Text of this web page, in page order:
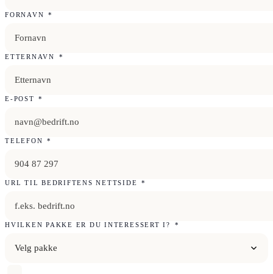
FORNAVN *
ETTERNAVN *
E-POST *
TELEFON *
URL TIL BEDRIFTENS NETTSIDE *
HVILKEN PAKKE ER DU INTERESSERT I? *
Velg pakke